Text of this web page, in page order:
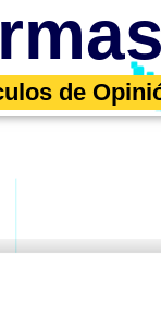
de